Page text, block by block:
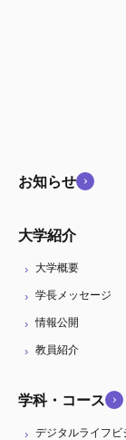
お知らせ
大学紹介
大学概要
学長メッセージ
情報公開
教員紹介
学科・コース
デジタルライフビ